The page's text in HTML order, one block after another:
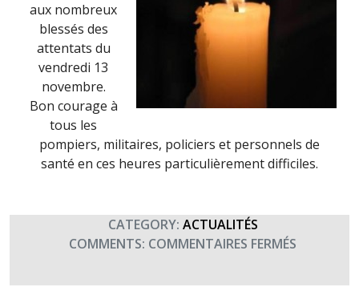
aux nombreux
blessés des
attentats du
vendredi 13
novembre.
Bon courage à
tous les
pompiers, militaires, policiers et personnels de
santé en ces heures particulièrement difficiles.
CATEGORY: ACTUALITÉS
COMMENTS: COMMENTAIRES FERMÉS